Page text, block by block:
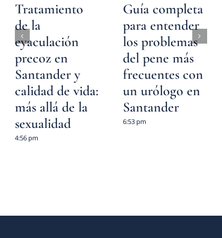
Tratamiento
de la
eyaculación
precoz en
Santander y
calidad de vida:
más allá de la
sexualidad
4:56 pm
Guía completa
para entender
los problemas
del pene más
frecuentes con
un urólogo en
Santander
6:53 pm